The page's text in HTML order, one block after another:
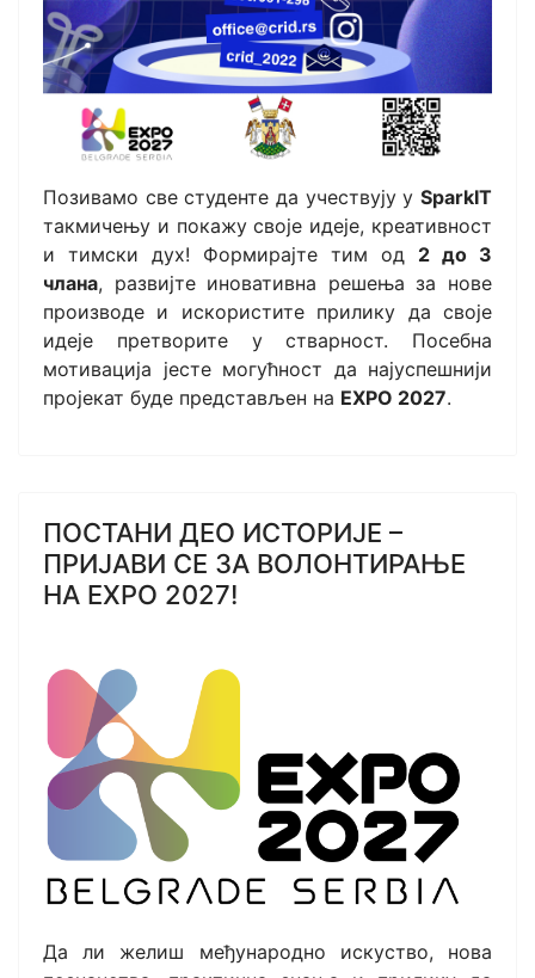
Позивамо све студенте да учествују у SparkIT
такмичењу и покажу своје идеје, креативност
и тимски дух! Формирајте тим од 2 до 3
члана, развијте иновативна решења за нове
производе и искористите прилику да своје
идеје претворите у стварност. Посебна
мотивација јесте могућност да најуспешнији
пројекат буде представљен на EXPO 2027.
ПОСТАНИ ДЕО ИСТОРИЈЕ –
ПРИЈАВИ СЕ ЗА ВОЛОНТИРАЊЕ
НА EXPO 2027!
Да ли желиш међународно искуство, нова